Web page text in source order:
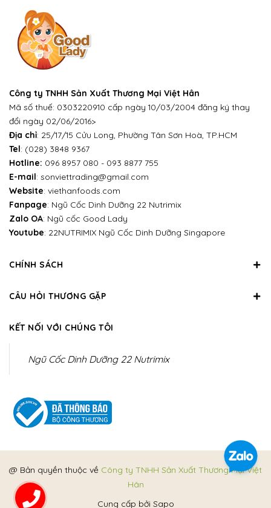
Công ty TNHH Sản Xuất Thương Mại Việt Hân
Mã số thuế: 0303220910 cấp ngày 10/03/2004 đăng ký thay
đổi ngày 02/06/2016>
Địa chỉ: 25/17/15 Cửu Long, Phường Tân Sơn Hoà, TP.HCM
Tel: (028) 3848 9367
Hotline: 096 8957 080 - 093 8877 755
E-mail: sonviettrading@gmail.com
Website: viethanfoods.com
Fanpage: Ngũ Cốc Dinh Dưỡng 22 Nutrimix
Zalo OA: Ngũ cốc Good Lady
Youtube: 22NUTRIMIX Ngũ Cốc Dinh Dưỡng Singapore
CHÍNH SÁCH
CÂU HỎI THƯƠNG GẶP
KẾT NỐI VỚI CHÚNG TÔI
Ngũ Cốc Dinh Dưỡng 22 Nutrimix
@ Bản quyền thuộc về Công ty TNHH Sản Xuất Thương Mại Việt
Hân
Cung cấp bởi Sapo